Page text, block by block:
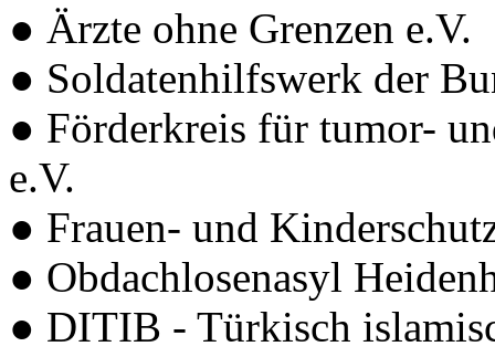
● Ärzte ohne Grenzen e.V.
● Soldatenhilfswerk der
● Förderkreis für tumor-
e.V.
● Frauen- und
● Obdachlosenasyl
● DITIB - Türkisch